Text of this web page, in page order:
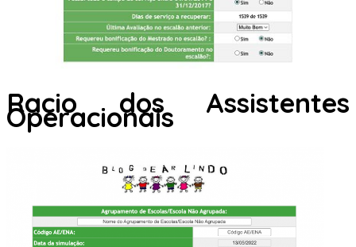
Racio dos Assistentes
Operacionais